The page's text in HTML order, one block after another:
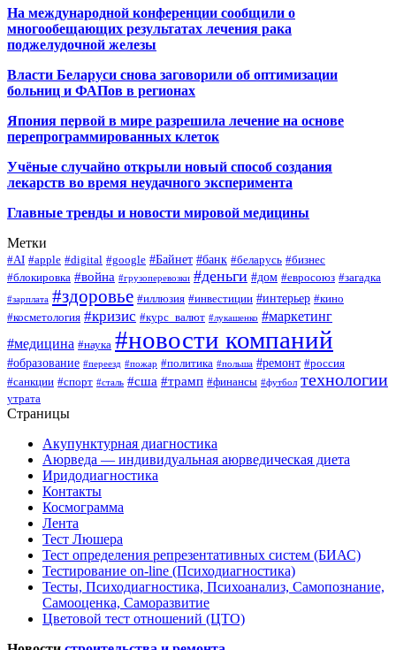
На международной конференции сообщили о
многообещающих результатах лечения рака
поджелудочной железы
Власти Беларуси снова заговорили об оптимизации
больниц и ФАПов в регионах
Япония первой в мире разрешила лечение на основе
перепрограммированных клеток
Учёные случайно открыли новый способ создания
лекарств во время неудачного эксперимента
Главные тренды и новости мировой медицины
Метки
#AI #apple #digital #google #Байнет #банк #беларусь #бизнес
#блокировка #война #грузоперевозки #деньги #дом #евросоюз #загадка
#зарплата #здоровье #иллюзия #инвестиции #интерьер #кино
#косметология #кризис #курс_валют #лукашенко #маркетинг
#медицина #наука #новости компаний
#образование #переезд #пожар #политика #польша #ремонт #россия
#санкции #спорт #сталь #сша #трамп #финансы #футбол технологии
утрата
Страницы
Акупунктурная диагностика
Аюрведа — индивидуальная аюрведическая диета
Иридодиагностика
Контакты
Космограмма
Лента
Тест Люшера
Тест определения репрезентативных систем (БИАС)
Тестирование on-line (Психодиагностика)
Тесты, Психодиагностика, Психоанализ, Самопознание,
Самооценка, Саморазвитие
Цветовой тест отношений (ЦТО)